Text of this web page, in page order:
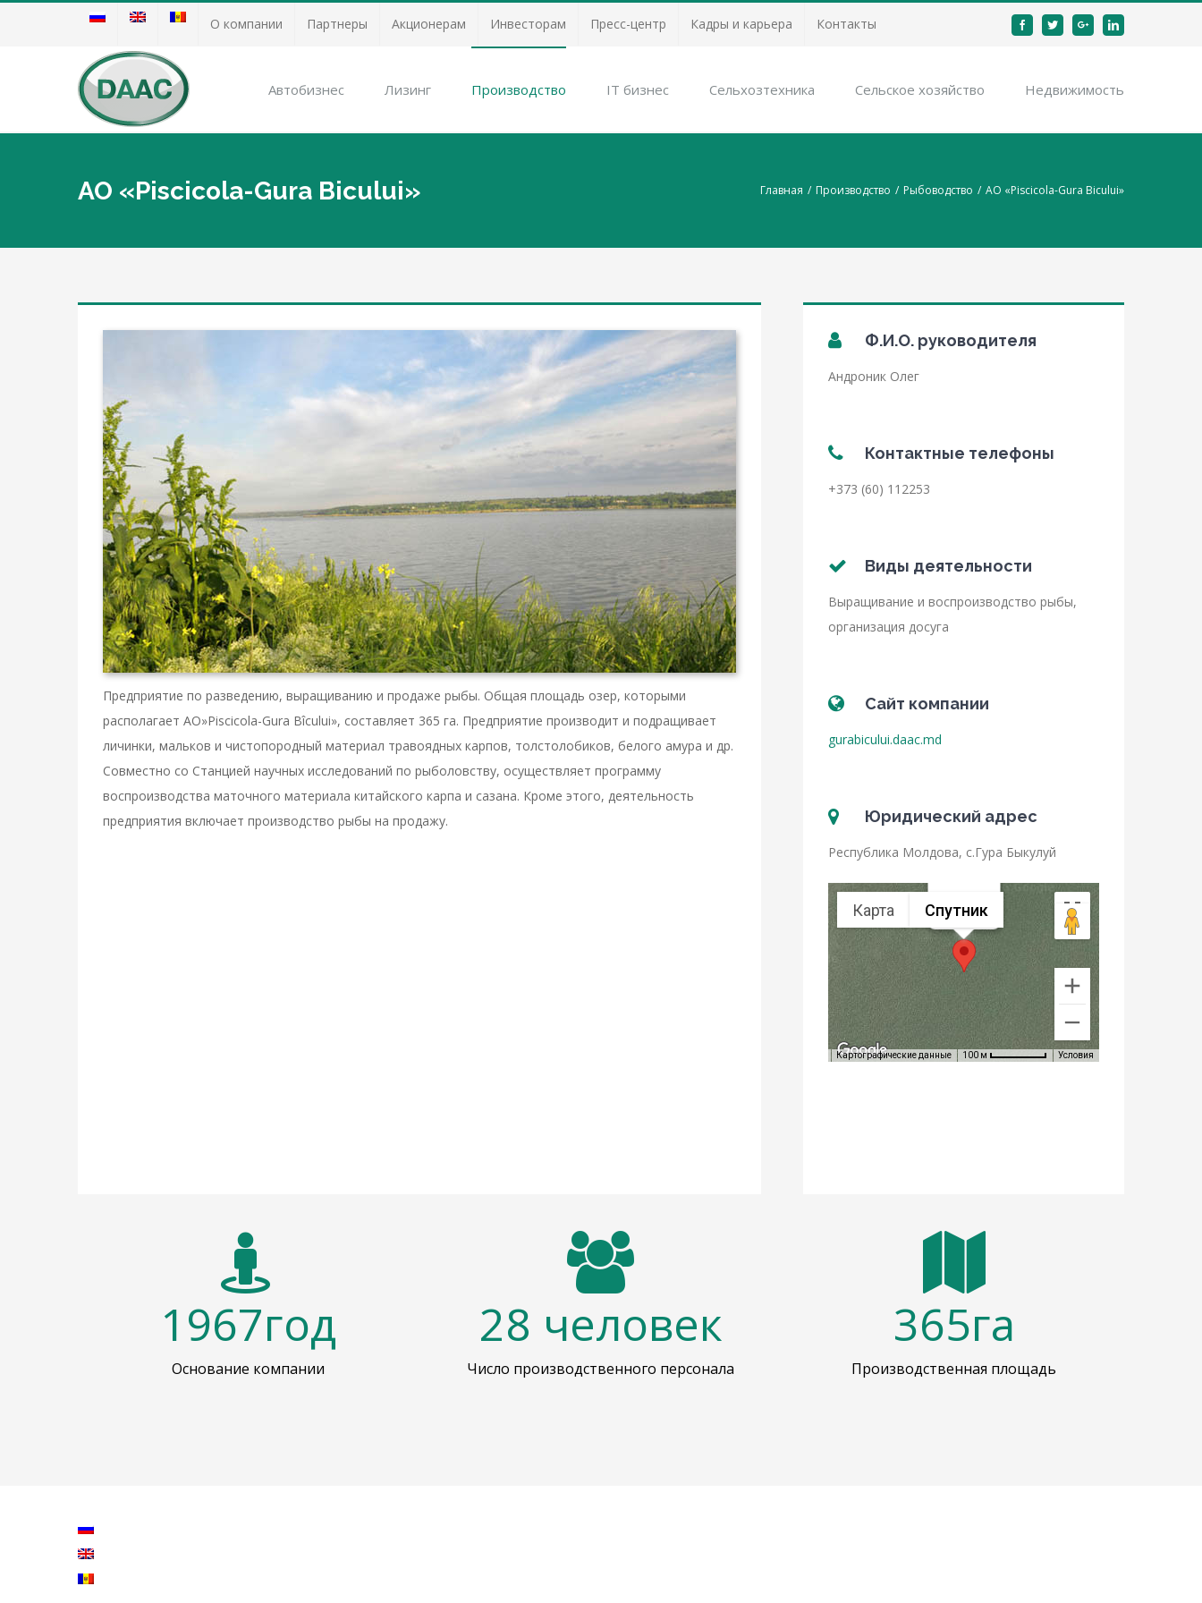
О компании Партнеры Акционерам Инвесторам Пресс-центр Кадры и карьера Контакты FacebookTwitterGoogle+Linkedin
Автобизнес Лизинг Производство IT бизнес Сельхозтехника Cельское хозяйство Недвижимость
AO «Piscicola-Gura Bicului» Главная / Производство / Рыбоводство / AO «Piscicola-Gura Bicului»
Предприятие по разведению, выращиванию и продаже рыбы. Общая площадь озер, которыми
располагает AO»Piscicola-Gura Bîcului», составляет 365 га. Предприятие производит и подращивает
личинки, мальков и чистопородный материал травоядных карпов, толстолобиков, белого амура и др.
Совместно со Станцией научных исследований по рыболовству, осуществляет программу
воспроизводства маточного материала китайского карпа и сазана. Кроме этого, деятельность
предприятия включает производство рыбы на продажу.
Ф.И.О. руководителя
Андроник Олег
Контактные телефоны
+373 (60) 112253
Виды деятельности
Выращивание и воспроизводство рыбы,
организация досуга
Сайт компании
gurabicului.daac.md
Юридический адрес
Республика Молдова, с.Гура Быкулуй
Gura Bicului
Карта Спутник
Картографические данные 100 м Условия
1967год
Основание компании
28 человек
Число производственного персонала
365га
Производственная площадь